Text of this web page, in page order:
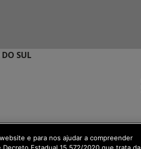
SUL
Digital
e para nos ajudar a compreender